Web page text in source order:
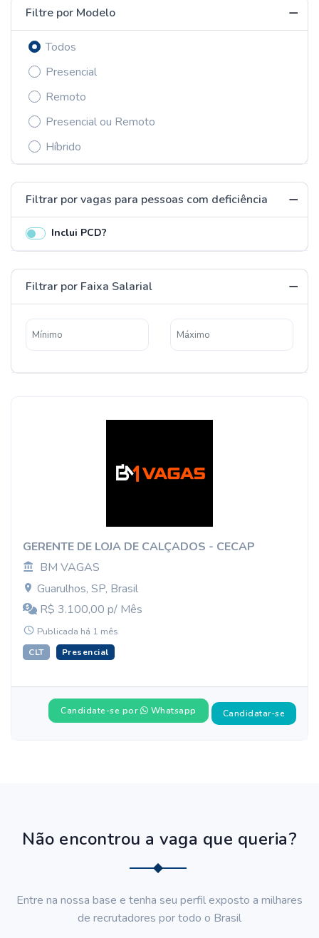
Filtre por Modelo
Todos
Presencial
Remoto
Presencial ou Remoto
Híbrido
Filtrar por vagas para pessoas com deficiência
Inclui PCD?
Filtrar por Faixa Salarial
GERENTE DE LOJA DE CALÇADOS - CECAP
BM VAGAS
Guarulhos, SP, Brasil
R$ 3.100,00 p/ Mês
Publicada há 1 mês
CLT Presencial
Candidate-se por Whatsapp Candidatar-se
Não encontrou a vaga que queria?
Entre na nossa base e tenha seu perfil exposto a milhares
de recrutadores por todo o Brasil